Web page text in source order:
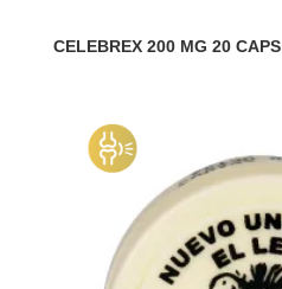
CELEBREX 200 MG 20 CAPS